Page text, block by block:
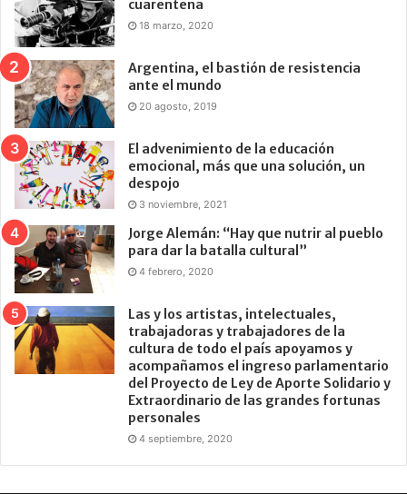
cuarentena
18 marzo, 2020
Argentina, el bastión de resistencia
ante el mundo
20 agosto, 2019
El advenimiento de la educación
emocional, más que una solución, un
despojo
3 noviembre, 2021
Jorge Alemán: “Hay que nutrir al pueblo
para dar la batalla cultural”
4 febrero, 2020
Las y los artistas, intelectuales,
trabajadoras y trabajadores de la
cultura de todo el país apoyamos y
acompañamos el ingreso parlamentario
del Proyecto de Ley de Aporte Solidario y
Extraordinario de las grandes fortunas
personales
4 septiembre, 2020